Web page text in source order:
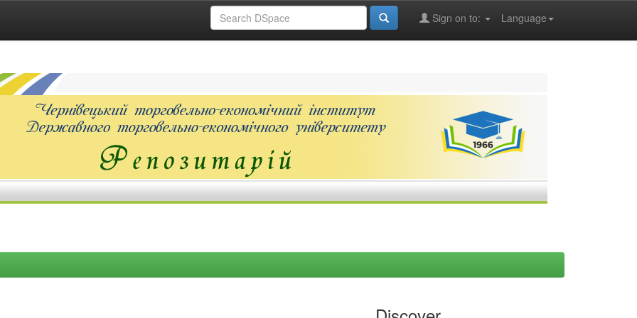
Language
Sign on to: